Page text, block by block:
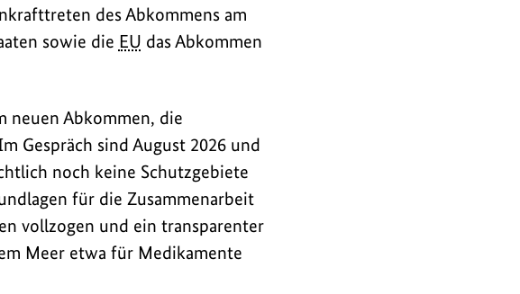
des Abkommens am
sowie die EU das Abkommen
neuen Abkommen, die
Gespräch sind August 2026 und
noch keine Schutzgebiete
für die Zusammenarbeit
vollzogen und ein transparenter
Meer etwa für Medikamente